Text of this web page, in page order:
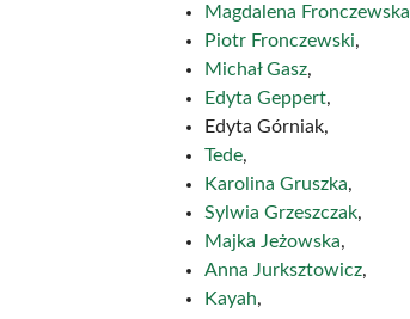
Magdalena Fronczewska
Piotr Fronczewski,
Michał Gasz,
Edyta Geppert,
Edyta Górniak,
Tede,
Karolina Gruszka,
Sylwia Grzeszczak,
Majka Jeżowska,
Anna Jurksztowicz,
Kayah,